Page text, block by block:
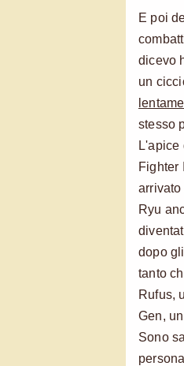
E poi
dicevo
un
stesso
L'apice
Fighter
Ryu
dopo
tanto
Rufus,
Gen,
Sono